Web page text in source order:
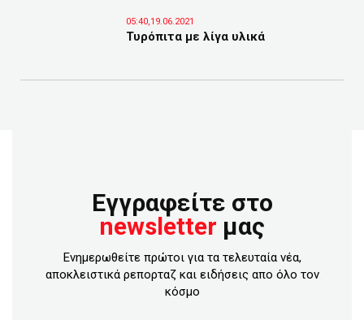
05:40,19.06.2021
Τυρόπιτα με λίγα υλικά
Εγγραφείτε στο
newsletter μας
Ενημερωθείτε πρώτοι για τα τελευταία νέα,
αποκλειστικά ρεπορταζ και ειδήσεις απο όλο τον
κόσμο